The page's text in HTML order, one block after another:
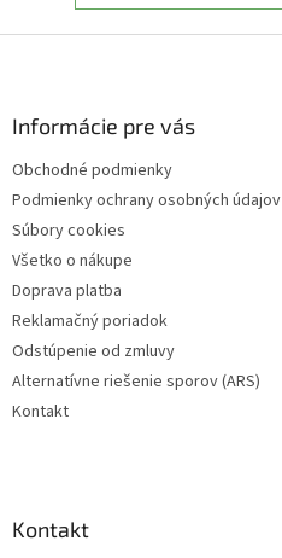
Informácie pre vás
Obchodné podmienky
Podmienky ochrany osobných údajov
Súbory cookies
Všetko o nákupe
Doprava platba
Reklamačný poriadok
Odstúpenie od zmluvy
Alternatívne riešenie sporov (ARS)
Kontakt
Kontakt